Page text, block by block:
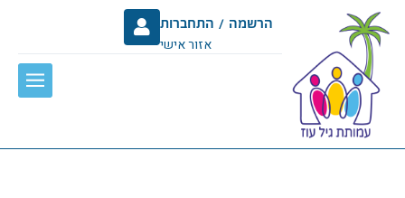
הרשמה / התחברות
אזור אישי